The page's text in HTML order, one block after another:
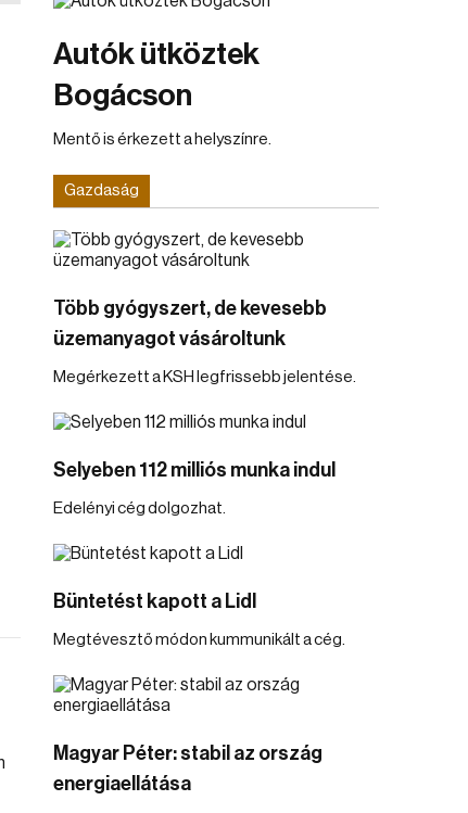
Autók ütköztek
Bogácson
Mentő is érkezett a helyszínre.
Gazdaság
Több gyógyszert, de kevesebb
üzemanyagot vásároltunk
Megérkezett a KSH legfrissebb jelentése.
Selyeben 112 milliós munka indul
Edelényi cég dolgozhat.
Büntetést kapott a Lidl
Megtévesztő módon kummunikált a cég.
Magyar Péter: stabil az ország
energiaellátása